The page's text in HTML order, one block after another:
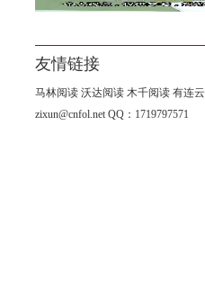
友情链接
马林阅读 沃达阅读 木千阅读 有连云
zixun@cnfol.net QQ：1719797571